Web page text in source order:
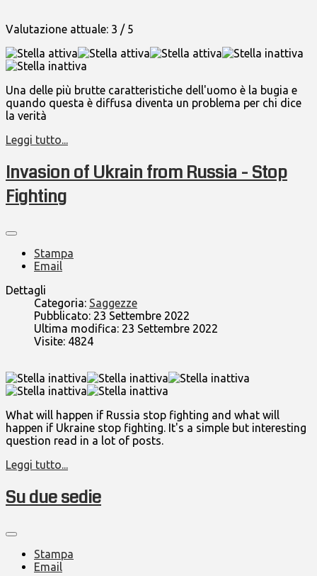
Valutazione attuale: 3 / 5
Una delle più brutte caratteristiche dell'uomo è la bugia e
quando questa è diffusa diventa un problema per chi dice
la verità
Leggi tutto...
Invasion of Ukrain from Russia - Stop
Fighting
Stampa
Email
Dettagli
Categoria: Saggezze
Pubblicato: 23 Settembre 2022
Ultima modifica: 23 Settembre 2022
Visite: 4824
What will happen if Russia stop fighting and what will
happen if Ukraine stop fighting. It's a simple but interesting
question read in a lot of posts.
Leggi tutto...
Su due sedie
Stampa
Email